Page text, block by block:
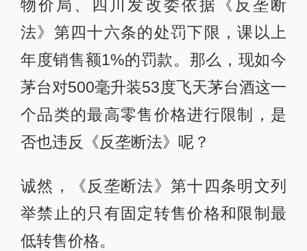
物价局、四川发改委依据《反垄断
法》第四十六条的处罚下限，课以上
年度销售额1%的罚款。那么，现如今
茅台对500毫升装53度飞天茅台酒这一
个品类的最高零售价格进行限制，是
否也违反《反垄断法》呢？
诚然，《反垄断法》第十四条明文列
举禁止的只有固定转售价格和限制最
低转售价格。